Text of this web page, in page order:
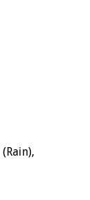
(Rain),